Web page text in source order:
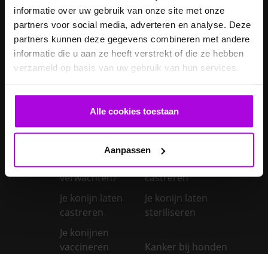
informatie over uw gebruik van onze site met onze
partners voor social media, adverteren en analyse. Deze
partners kunnen deze gegevens combineren met andere
informatie die u aan ze heeft verstrekt of die ze hebben
verzameld op basis van uw gebruik van hun services.
Alle cookies toestaan
Aanpassen
Inentingen hond
honden?
Je cavia verzorgen
Je hond heeft
diarree
Je hond wordt
verwachten?
pension brengen
Je kat wordt
geopereerd – wat
kan je
verwachten?
Je kater laten
castreren
Je konijn laten
castreren
Je konijn laten
steriliseren
Je konijnen
vaccineren
Kanker bij honden